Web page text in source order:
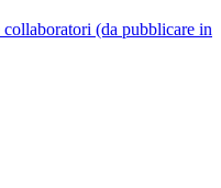
(da pubblicare in